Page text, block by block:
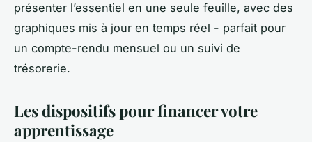
présenter l’essentiel en une seule feuille, avec des
graphiques mis à jour en temps réel - parfait pour
un compte-rendu mensuel ou un suivi de
trésorerie.
Les dispositifs pour financer votre
apprentissage